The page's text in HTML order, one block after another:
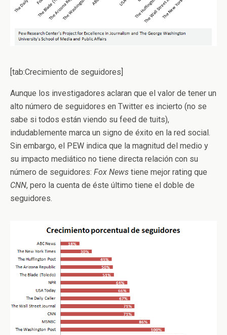
[tab:Crecimiento de seguidores]
Aunque los investigadores aclaran que el valor de tener un
alto número de seguidores en Twitter es incierto (no se
sabe si todos están viendo su feed de tuits),
indudablemente marca un signo de éxito en la red social.
Sin embargo, el PEW indica que la magnitud del medio y
su impacto mediático no tiene directa relación con su
número de seguidores: Fox News tiene mejor rating que
CNN, pero la cuenta de éste último tiene el doble de
seguidores.